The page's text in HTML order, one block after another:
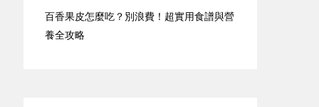
百香果皮怎麼吃？別浪費！超實用食譜與營
養全攻略